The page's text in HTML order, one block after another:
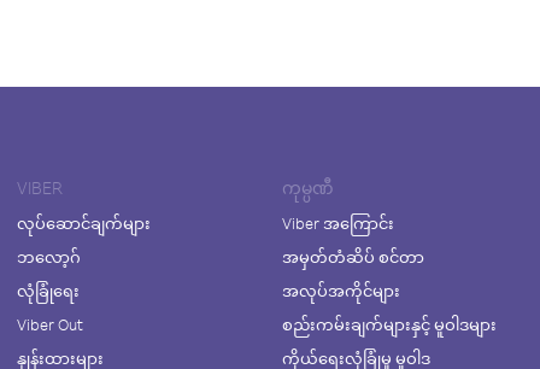
VIBER
လုပ်ဆောင်ချက်များ
ဘလော့ဂ်
လုံခြုံရေး
Viber Out
နှုန်းထားများ
ကုမ္ပဏီ
Viber အကြောင်း
အမှတ်တံဆိပ် စင်တာ
အလုပ်အကိုင်များ
စည်းကမ်းချက်များနှင့် မူဝါဒများ
ကိုယ်ရေးလုံခြုံမှု မူဝါဒ